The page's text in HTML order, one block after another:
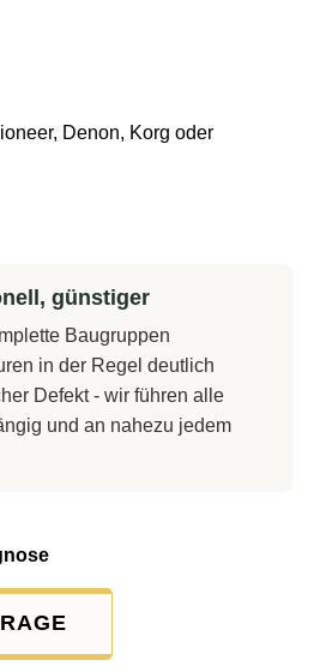
Denon, Korg oder
günstiger
Baugruppen
in der Regel deutlich
Defekt - wir führen alle
und an nahezu jedem